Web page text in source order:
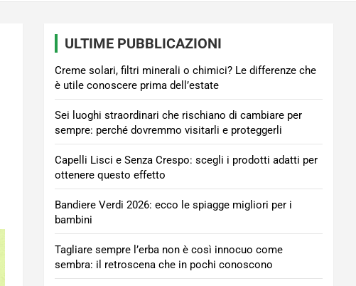
ULTIME PUBBLICAZIONI
Creme solari, filtri minerali o chimici? Le differenze che
è utile conoscere prima dell’estate
Sei luoghi straordinari che rischiano di cambiare per
sempre: perché dovremmo visitarli e proteggerli
Capelli Lisci e Senza Crespo: scegli i prodotti adatti per
ottenere questo effetto
Bandiere Verdi 2026: ecco le spiagge migliori per i
bambini
Tagliare sempre l’erba non è così innocuo come
sembra: il retroscena che in pochi conoscono